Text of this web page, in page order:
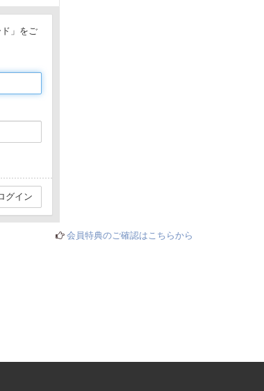
」をご
会員特典のご確認はこちらから